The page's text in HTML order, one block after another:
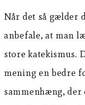
Når det så gælder
anbefale, at man
store katekismus.
mening en bedre
sammenhæng,